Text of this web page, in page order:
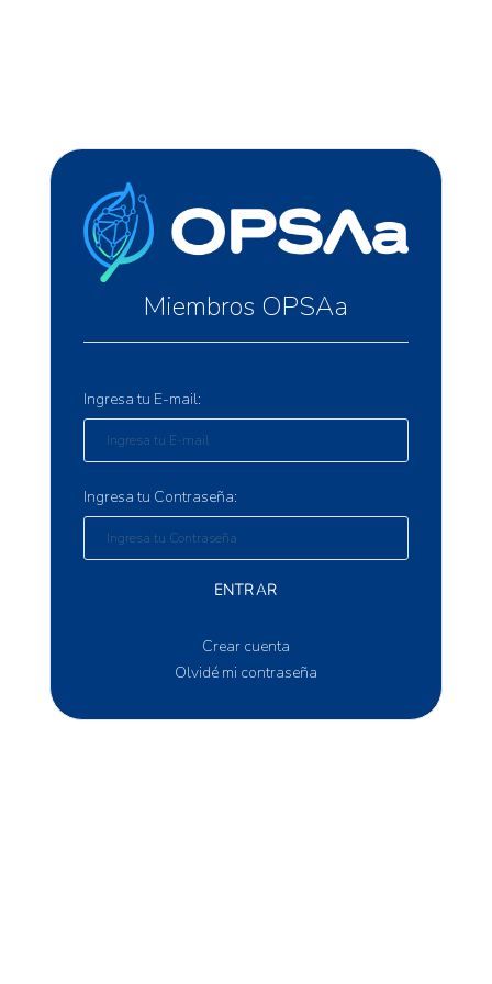
Miembros OPSAa
Ingresa tu E-mail:
Ingresa tu Contraseña:
ENTRAR
Crear cuenta
Olvidé mi contraseña